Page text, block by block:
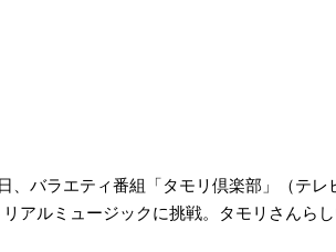
、バラエティ番組「タモリ倶楽部」（テ
リアルミュージックに挑戦。タモリさんら